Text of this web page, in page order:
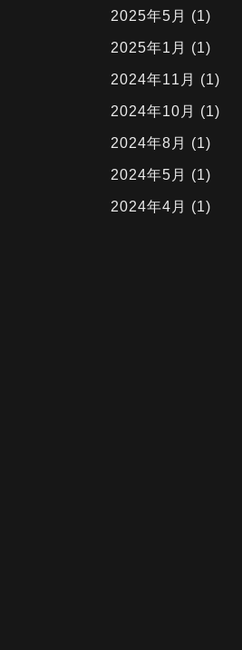
2025年5月 (1)
2025年1月 (1)
2024年11月 (1)
2024年10月 (1)
2024年8月 (1)
2024年5月 (1)
2024年4月 (1)